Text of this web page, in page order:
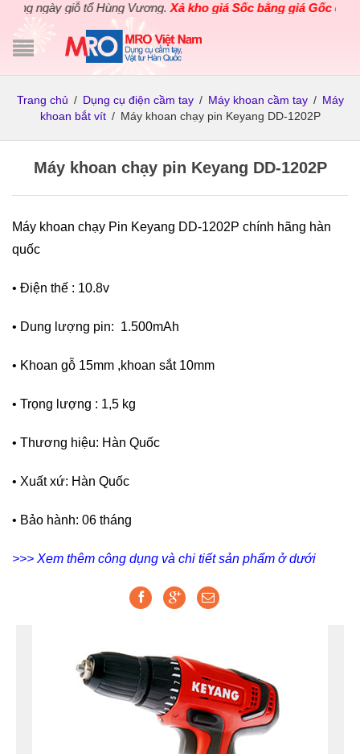
ngày giỗ tổ Hùng Vương.Xả kho giá Sốc bằng giá Gốc cho các
Trang chủ / Dụng cụ điện cầm tay / Máy khoan cầm tay / Máy
khoan bắt vít / Máy khoan chạy pin Keyang DD-1202P
Máy khoan chạy pin Keyang DD-1202P
Máy khoan chạy Pin Keyang DD-1202P chính hãng hàn
quốc
• Điện thế : 10.8v
• Dung lượng pin: 1.500mAh
• Khoan gỗ 15mm ,khoan sắt 10mm
• Trọng lượng : 1,5 kg
• Thương hiệu: Hàn Quốc
• Xuất xứ: Hàn Quốc
• Bảo hành: 06 tháng
>>> Xem thêm công dụng và chi tiết sản phẩm ở dưới